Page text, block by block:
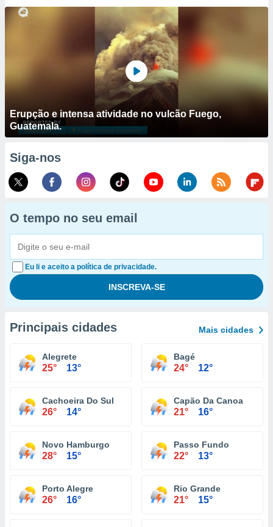
Erupção e intensa atividade no vulcão Fuego,
Guatemala.
Siga-nos
O tempo no seu email
Eu li e aceito a política de privacidade.
Principais cidades Mais cidades
Alegrete
25° 13°
Bagé
24° 12°
Cachoeira Do Sul
26° 14°
Capão Da Canoa
21° 16°
Novo Hamburgo
28° 15°
Passo Fundo
22° 13°
Porto Alegre
26° 16°
Rio Grande
21° 15°